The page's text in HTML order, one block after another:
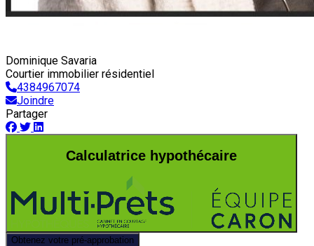
Dominique Savaria
Courtier immobilier résidentiel
4384967074
Joindre
Partager
Calculatrice hypothécaire
Obtenez votre pré-approbation